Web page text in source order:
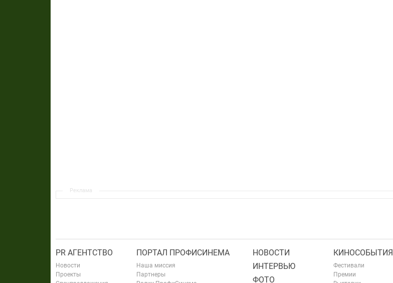
Реклама
PR АГЕНТСТВО
Новости
Проекты
ПОРТАЛ ПРОФИСИНЕМА
Наша миссия
Партнеры
НОВОСТИ
ИНТЕРВЬЮ
ФОТО
КИНОСОБЫТИЯ
Фестивали
Премии